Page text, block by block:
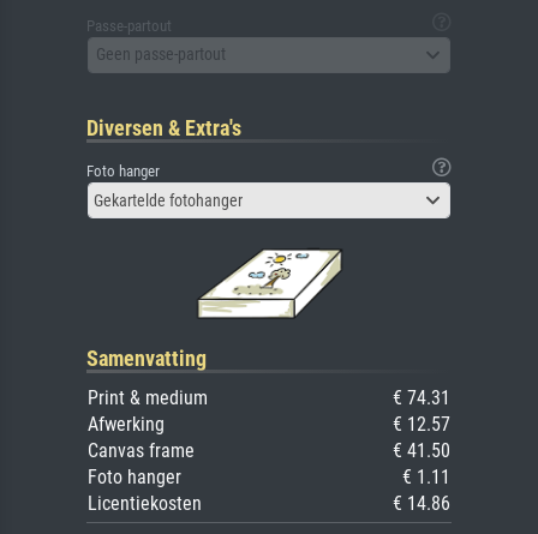
Passe-partout
Geen passe-partout
Diversen & Extra's
Foto hanger
Gekartelde fotohanger
Samenvatting
Print & medium
€ 74.31
Afwerking
€ 12.57
Canvas frame
€ 41.50
Foto hanger
€ 1.11
Licentiekosten
€ 14.86